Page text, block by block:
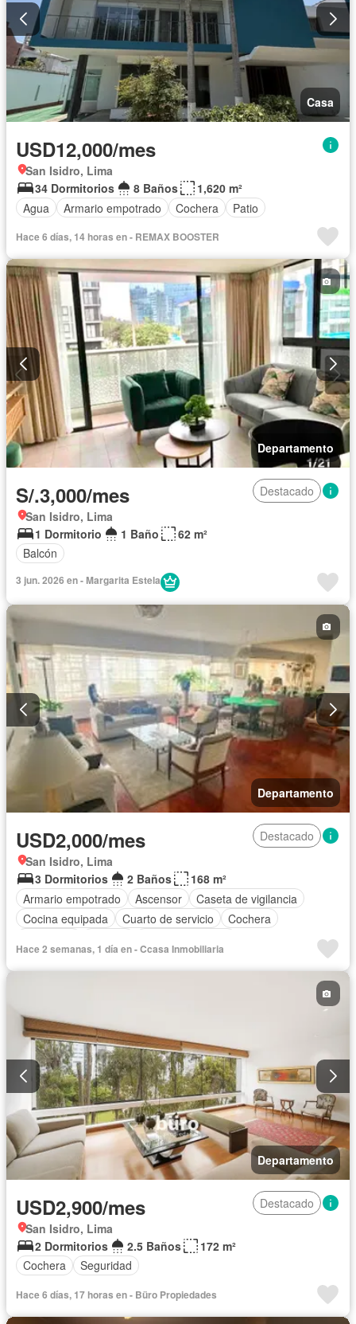
Casa
USD12,000/mes
San Isidro, Lima
34 Dormitorios
8 Baños
1,620 m²
Agua
Armario empotrado Cochera Patio
Hace 6 días, 14 horas en - REMAX BOOSTER
Departamento
S/.3,000/mes
Destacado
San Isidro, Lima
1 Dormitorio
1 Baño
62 m²
Balcón
3 jun. 2026 en - Margarita Estela
Departamento
USD2,000/mes
Destacado
San Isidro, Lima
3 Dormitorios
2 Baños
168 m²
Armario empotrado
Ascensor
Caseta de vigilancia
Cocina equipada
Cuarto de servicio
Cochera
Completamente amoblado
Hace 2 semanas, 1 día en - Ccasa Inmobiliaria
Departamento
USD2,900/mes
Destacado
San Isidro, Lima
2 Dormitorios
2.5 Baños
172 m²
Cochera
Seguridad
Hace 6 días, 17 horas en - Büro Propiedades